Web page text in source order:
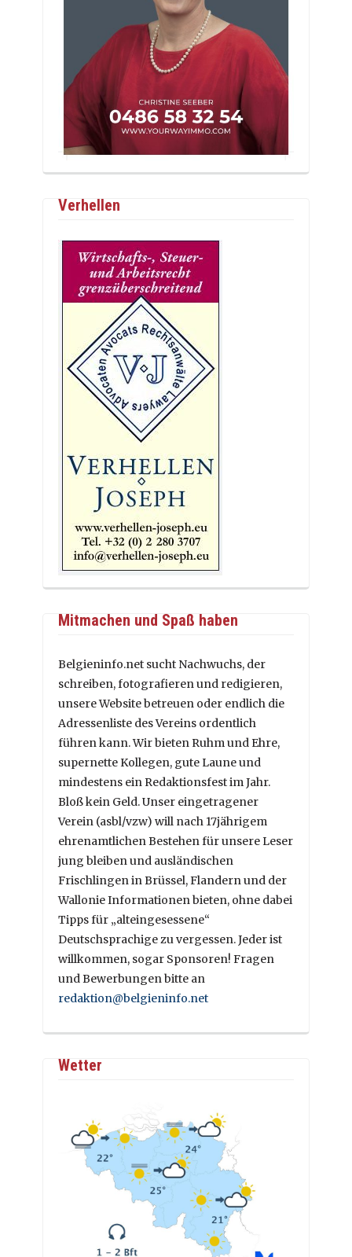
Verhellen
Mitmachen und Spaß haben
Belgieninfo.net sucht Nachwuchs, der
schreiben, fotografieren und redigieren,
unsere Website betreuen oder endlich die
Adressenliste des Vereins ordentlich
führen kann. Wir bieten Ruhm und Ehre,
supernette Kollegen, gute Laune und
mindestens ein Redaktionsfest im Jahr.
Bloß kein Geld. Unser eingetragener
Verein (asbl/vzw) will nach 17jährigem
ehrenamtlichen Bestehen für unsere Leser
jung bleiben und ausländischen
Frischlingen in Brüssel, Flandern und der
Wallonie Informationen bieten, ohne dabei
Tipps für „alteingesessene“
Deutschsprachige zu vergessen. Jeder ist
willkommen, sogar Sponsoren! Fragen
und Bewerbungen bitte an
redaktion@belgieninfo.net
Wetter